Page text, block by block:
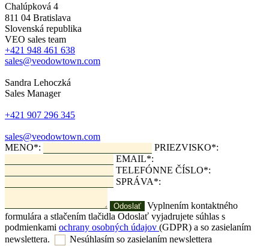
Chalúpková 4
811 04 Bratislava
Slovenská republika
VEO sales team
+421 948 461 638
sales@veodowtown.com
Sandra Lehoczká
Sales Manager
+421 907 296 345
sales@veodowtown.com
MENO*:
PRIEZVISKO*:
EMAIL*:
TELEFÓNNE ČÍSLO*:
SPRÁVA*:
Vyplnením kontaktného
formulára a stlačením tlačidla Odoslať vyjadrujete súhlas s
podmienkami ochrany osobných údajov (GDPR) a so zasielaním
newslettera.
Nesúhlasím so zasielaním newslettera